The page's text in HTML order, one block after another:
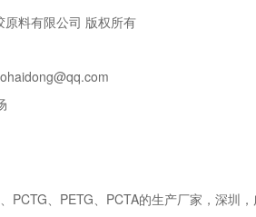
料有限公司 版权所有
、PCTG、PETG、PCTA的生产厂家，深圳